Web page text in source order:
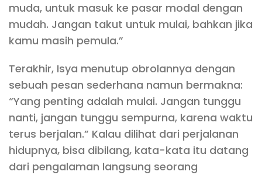
muda, untuk masuk ke pasar modal dengan
mudah. Jangan takut untuk mulai, bahkan jika
kamu masih pemula.”
Terakhir, Isya menutup obrolannya dengan
sebuah pesan sederhana namun bermakna:
“Yang penting adalah mulai. Jangan tunggu
nanti, jangan tunggu sempurna, karena waktu
terus berjalan.” Kalau dilihat dari perjalanan
hidupnya, bisa dibilang, kata-kata itu datang
dari pengalaman langsung seorang